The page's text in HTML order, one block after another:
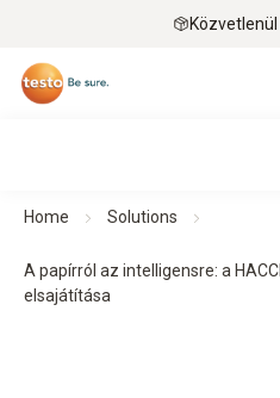
Home Solutions
A papírról az intelligensre: a
elsajátítása